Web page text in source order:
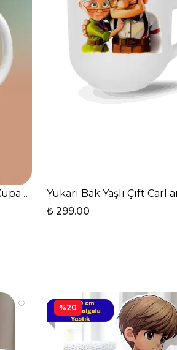
Çay Kahve Fincanı
Bardak Çay Kahve Fincanı
Yukarı Bak Yaşlı Çift Carl
₺ 299.00
%20